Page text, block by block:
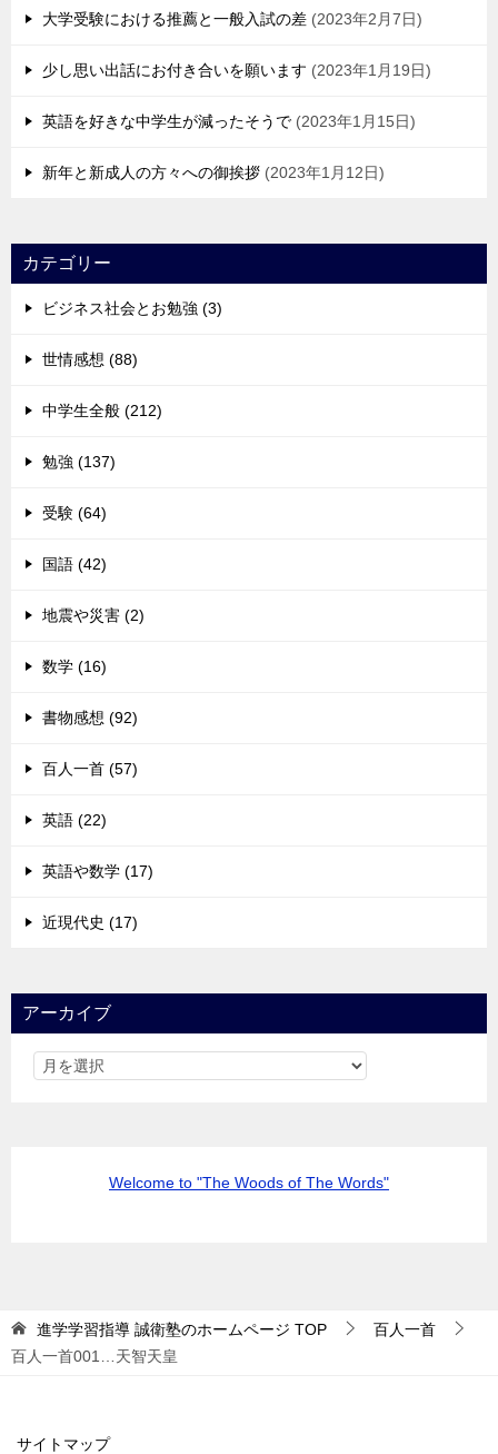
大学受験における推薦と一般入試の差 2023年2月7日
少し思い出話にお付き合いを願います 2023年1月19日
英語を好きな中学生が減ったそうで 2023年1月15日
新年と新成人の方々への御挨拶 2023年1月12日
カテゴリー
ビジネス社会とお勉強 (3)
世情感想 (88)
中学生全般 (212)
勉強 (137)
受験 (64)
国語 (42)
地震や災害 (2)
数学 (16)
書物感想 (92)
百人一首 (57)
英語 (22)
英語や数学 (17)
近現代史 (17)
アーカイブ
Welcome to "The Woods of The Words"
進学学習指導 誠衛塾のホームページ TOP
百人一首
百人一首001…天智天皇
サイトマップ